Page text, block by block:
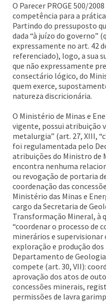
O Parecer PROGE 500/
competência para a
Partindo do pressuposto
dada “à juízo do governo”
expressamente no art. 42
referenciado), logo, a sua
que não expressamente
consectário lógico, do
quem exerce,
natureza discricionária.
O Ministério de Minas e
vigente, possui atribuição
metalurgia” (art. 27, XIII,
foi regulamentada pelo
atribuições do Ministro de
encontra nenhuma
ou revogação de portaria
coordenação das
Ministério das Minas e
cargo da Secretaria de
Transformação Mineral, à
“coordenar o processo de
minerários e
exploração e produção dos
Departamento de
compete (art. 30, VII):
aprovação dos atos de
concessões minerais,
permissões de lavra